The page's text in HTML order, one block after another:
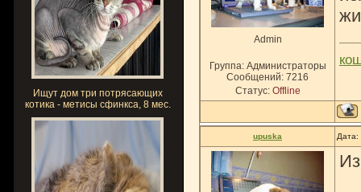
Ищут дом три потрясающих
котика - метисы сфинкса, 8 мес.
Admin
Группа: Администраторы
Сообщений: 7216
Статус: Offline
upuska Дата: